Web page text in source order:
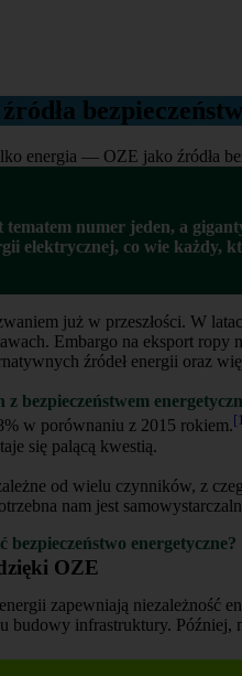
energia — OZE jako źródła
numer jeden, a
elektrycznej, co wie każdy,
już w przeszłości. W
Embargo na eksport
źródeł energii oraz
bezpieczeństwem
w porównaniu z 2015 rokiem.
się palącą kwestią.
od wielu czynników, z
nam jest
energetyczne?
OZE
zapewniają
budowy infrastruktury.